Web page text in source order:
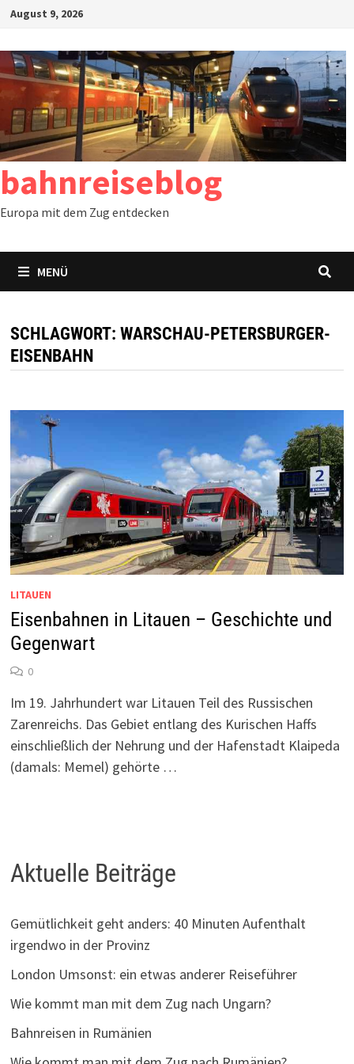
Zum
springen
August 9, 2026
bahnreiseblog
Europa mit dem Zug entdecken
MENÜ
SCHLAGWORT: WARSCHAU-PETERSBURGER-
EISENBAHN
LITAUEN
Eisenbahnen in Litauen – Geschichte und
Gegenwart
0
Im 19. Jahrhundert war Litauen Teil des Russischen
Zarenreichs. Das Gebiet entlang des Kurischen Haffs
einschließlich der Nehrung und der Hafenstadt Klaipeda
(damals: Memel) gehörte …
Aktuelle Beiträge
Gemütlichkeit geht anders: 40 Minuten Aufenthalt
irgendwo in der Provinz
London Umsonst: ein etwas anderer Reiseführer
Wie kommt man mit dem Zug nach Ungarn?
Bahnreisen in Rumänien